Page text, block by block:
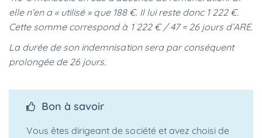
elle n’en a « utilisé » que 188 €. Il lui reste donc 1 222 €.
Cette somme correspond à 1 222 € / 47 = 26 jours d’ARE.
La durée de son indemnisation sera par conséquent
prolongée de 26 jours.
Bon à savoir
Vous êtes dirigeant de société et avez choisi de